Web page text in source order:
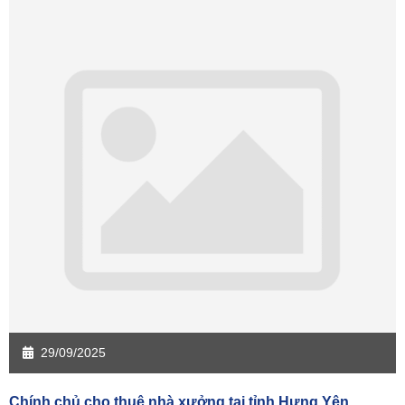
29/09/2025
Chính chủ cho thuê nhà xưởng tại tỉnh Hưng Yên